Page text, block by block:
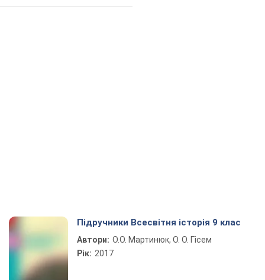
Підручники Всесвітня історія 9 клас
Автори: О.О. Мартинюк, О. О. Гісем
Рік: 2017